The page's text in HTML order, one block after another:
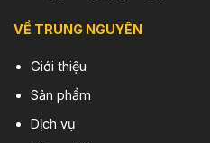
VỀ TRUNG NGUYÊN
Giới thiệu
Sản phẩm
Dịch vụ